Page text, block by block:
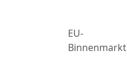
EU-
Binnenmarkt